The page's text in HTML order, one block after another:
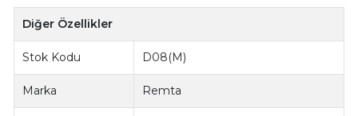
Diğer Özellikler
Stok Kodu D08(M)
Marka Remta